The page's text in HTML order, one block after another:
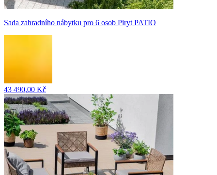
Sada zahradního nábytku pro 6 osob Piryt PATIO
43 490,00 Kč